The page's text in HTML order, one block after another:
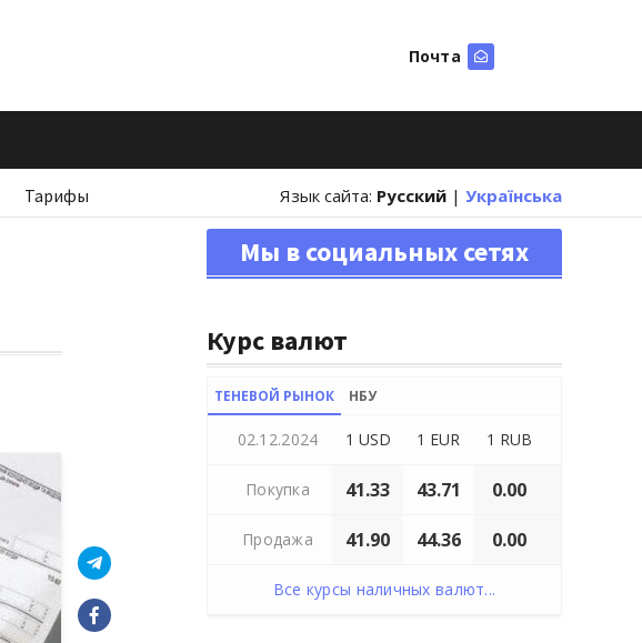
Почта
Тарифы Язык сайта: Русский | Українська
Мы в социальных сетях
Курс валют
ТЕНЕВОЙ РЫНОК НБУ
02.12.2024 1 USD 1 EUR 1 RUB
Покупка 41.33 43.71 0.00
Продажа 41.90 44.36 0.00
Все курсы наличных валют...